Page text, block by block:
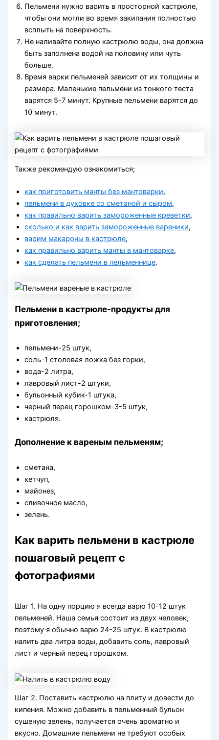
Пельмени нужно варить в просторной кастрюле,
чтобы они могли во время закипания полностью
всплыть на поверхность.
Не наливайте полную кастрюлю воды, она должна
быть заполнена водой на половину или чуть
больше.
Время варки пельменей зависит от их толщины и
размера. Маленькие пельмени из тонкого теста
варятся 5-7 минут. Крупные пельмени варятся до
10 минут.
Также рекомендую ознакомиться;
как приготовить манты без мантоварки,
пельмени в духовке со сметаной и сыром,
как правильно варить замороженные креветки,
сколько и как варить замороженные вареники,
варим макароны в кастрюле,
как правильно варить манты в мантоварке,
как сделать пельмени в пельменнице.
Пельмени в кастрюле-продукты для
приготовления;
пельмени-25 штук,
соль-1 столовая ложка без горки,
вода-2 литра,
лавровый лист-2 штуки,
бульонный кубик-1 штука,
черный перец горошком-3-5 штук,
кастрюля.
Дополнение к вареным пельменям;
сметана,
кетчуп,
майонез,
сливочное масло,
зелень.
Как варить пельмени в кастрюле
пошаговый рецепт с
фотографиями
Шаг 1. На одну порцию я всегда варю 10-12 штук
пельменей. Наша семья состоит из двух человек,
поэтому я обычно варю 24-25 штук. В кастрюлю
налить два литра воды, добавить соль, лавровый
лист и черный перец горошком.
Шаг 2. Поставить кастрюлю на плиту и довести до
кипения. Можно добавить в пельменный бульон
сушеную зелень, получается очень ароматно и
вкусно. Домашние пельмени не требуют особых